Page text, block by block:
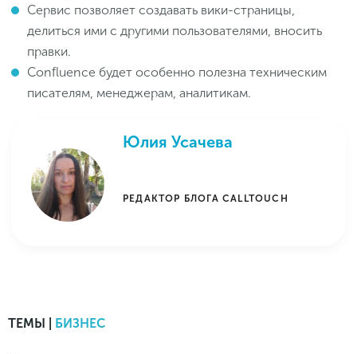
Сервис позволяет создавать вики-страницы,
делиться ими с другими пользователями, вносить
правки.
Confluence будет особенно полезна техническим
писателям, менеджерам, аналитикам.
Юлия Усачева
РЕДАКТОР БЛОГА CALLTOUCH
ТЕМЫ | БИЗНЕС